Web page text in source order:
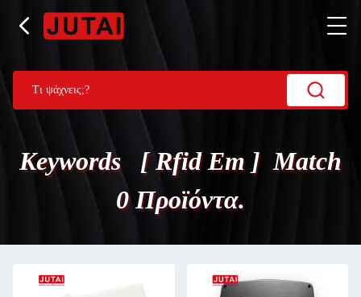
Keywords [ Rfid Em ] Match
0 Προϊόντα.